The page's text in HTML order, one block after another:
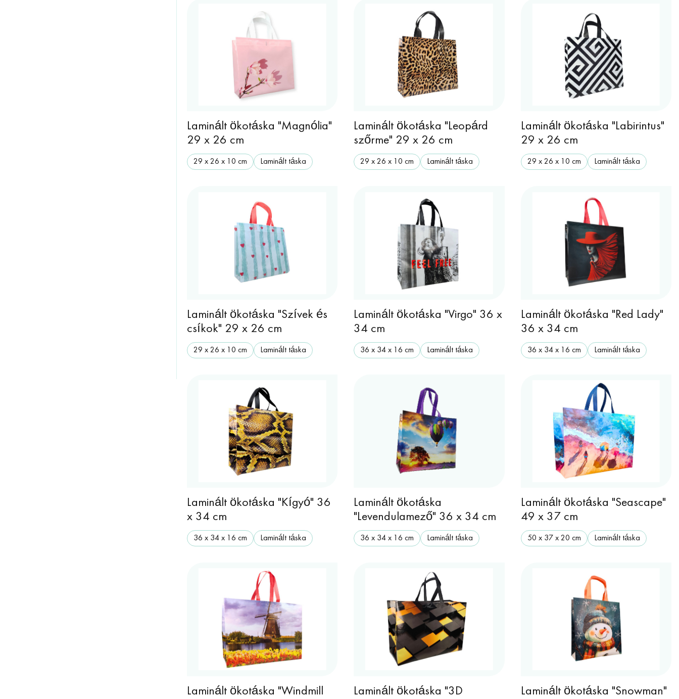
Laminált ökotáska "Magnólia"
29 x 26 cm
29 x 26 x 10 cm Laminált táska
Laminált ökotáska "Leopárd
szőrme" 29 x 26 cm
29 x 26 x 10 cm Laminált táska
Laminált ökotáska "Labirintus"
29 x 26 cm
29 x 26 x 10 cm Laminált táska
Laminált ökotáska "Szívek és
csíkok" 29 x 26 cm
29 x 26 x 10 cm Laminált táska
Laminált ökotáska "Virgo" 36 x
34 cm
36 х 34 х 16 cm Laminált táska
Laminált ökotáska "Red Lady"
36 x 34 cm
36 х 34 х 16 cm Laminált táska
Laminált ökotáska "Kígyó" 36
x 34 cm
36 х 34 х 16 cm Laminált táska
Laminált ökotáska
"Levendulamező" 36 x 34 cm
36 х 34 х 16 cm Laminált táska
Laminált ökotáska "Seascape"
49 x 37 cm
50 x 37 x 20 cm Laminált táska
Laminált ökotáska "Windmill
Laminált ökotáska "3D
Laminált ökotáska "Snowman"